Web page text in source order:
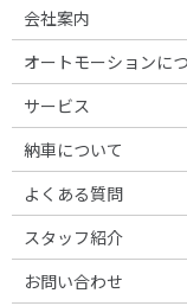
会社案内
オートモーションに
サービス
納車について
よくある質問
スタッフ紹介
お問い合わせ